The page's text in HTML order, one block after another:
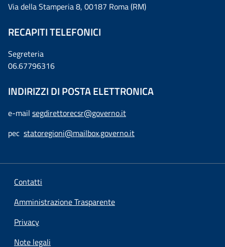
Via della Stamperia 8, 00187 Roma (RM)
RECAPITI TELEFONICI
Segreteria
06.67796316
INDIRIZZI DI POSTA ELETTRONICA
e-mail segdirettorecsr@governo.it
pec statoregioni@mailbox.governo.it
Contatti
Amministrazione Trasparente
Privacy
Note legali